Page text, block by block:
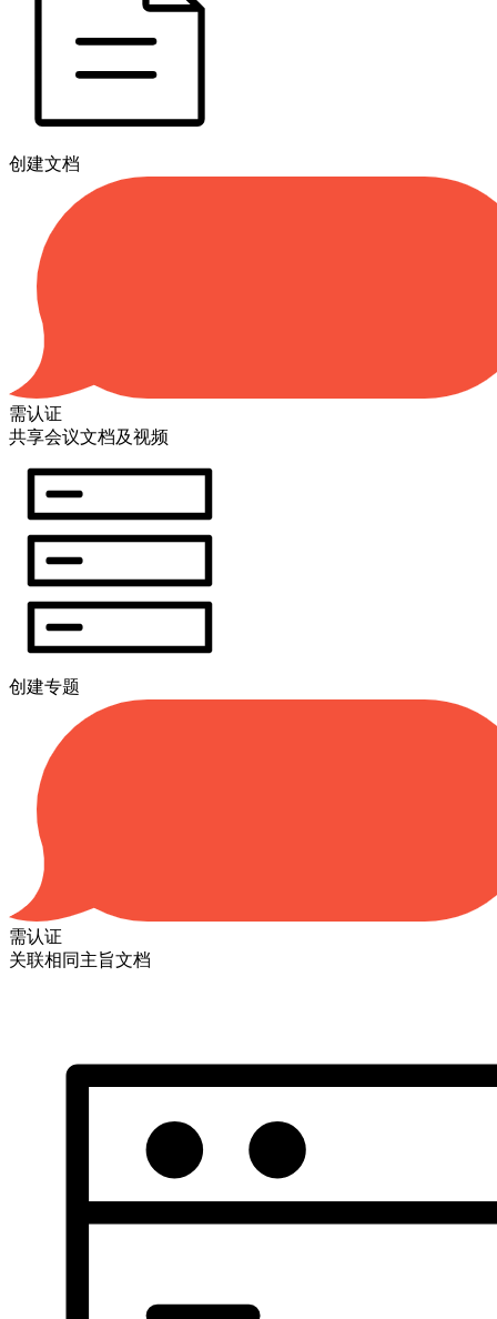
创建文档
需认证
共享会议文档及视频
创建专题
需认证
关联相同主旨文档